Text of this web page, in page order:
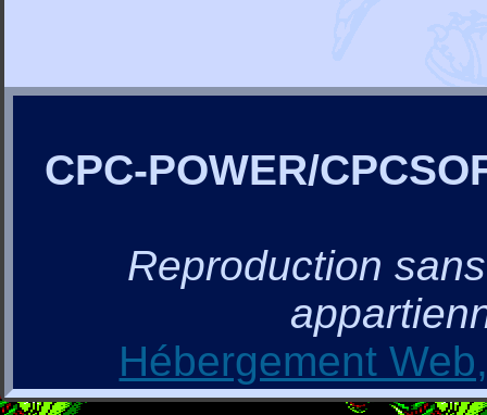
CPC-POWER/
Reproduction
Hébergement